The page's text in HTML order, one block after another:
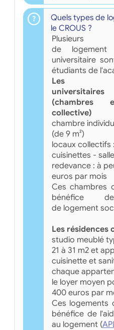
Quels types de
le CROUS ?
de logement
universitaire
étudiants de
Les
universitaires
(chambres
collective)
chambre
(de 9 m²)
locaux collectifs
cuisinettes -
redevance : à
euros par mois
Ces chambres
bénéfice
de logement
Les résidences
studio meublé
21 à 31 m2 et
cuisinette et
chaque
le loyer moyen
400 euros par
Ces logements
bénéfice de
au logement (